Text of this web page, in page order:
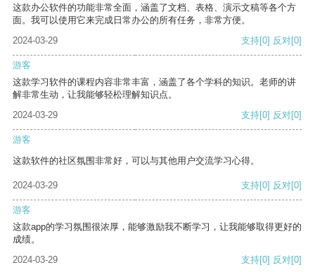
这款办公软件的功能非常全面，涵盖了文档、表格、演示文稿等各个方
面。我可以使用它来完成日常办公的所有任务，非常方便。
2024-03-29
支持[0] 反对[0]
游客
这款学习软件的课程内容非常丰富，涵盖了各个学科的知识。老师的讲
解非常生动，让我能够轻松理解知识点。
2024-03-29
支持[0] 反对[0]
游客
这款软件的社区氛围非常好，可以与其他用户交流学习心得。
2024-03-29 支持[0] 反对[0]
游客
这款app的学习氛围很浓厚，能够激励我不断学习，让我能够取得更好的
成绩。
2024-03-29
支持[0] 反对[0]